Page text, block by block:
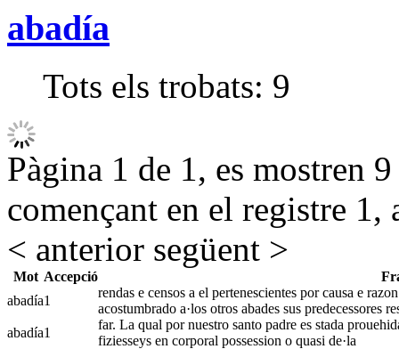
abadía
Tots els trobats: 9
Pàgina 1 de 1, es mostren
començant en el registre 1,
< anterior següent >
Mot Accepció
abadía1
rendas e censos a el pertenescientes por causa e
acostumbrado a·los otros abades sus predecessores
abadía1
far. La qual por nuestro santo padre es stada
fiziesseys en corporal possession o quasi de·la